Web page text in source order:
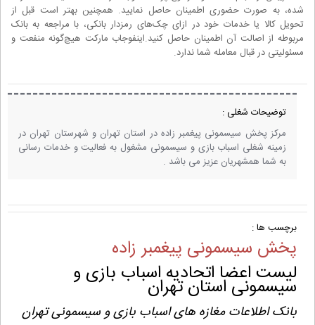
شده، به صورت حضوری اطمینان حاصل نمایید. همچنین بهتر است قبل از
تحویل کالا یا خدمات خود در ازای چک‌های رمزدار بانکی، با مراجعه به بانک
مربوطه از اصالت آن اطمینان حاصل کنید.اینفوجاب مارکت هیچ‌گونه منفعت و
مسئولیتی در قبال معامله شما ندارد.
توضیحات شغلی :
مرکز پخش سیسمونی پیغمبر زاده در استان تهران و شهرستان تهران در
زمینه شغلی اسباب بازی و سیسمونی مشغول به فعالیت و خدمات رسانی
به شما همشهریان عزیز می باشد .
برچسب ها :
پخش سیسمونی پیغمبر زاده
لیست اعضا اتحادیه اسباب بازی و
سیسمونی استان تهران
بانک اطلاعات مغازه های اسباب بازی و سیسمونی تهران